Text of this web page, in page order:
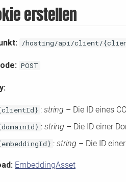
erstellen
/hosting/api/client/
POST
: string – Die ID eines
: string – Die ID einer
: string – Die ID
EmbeddingAsset